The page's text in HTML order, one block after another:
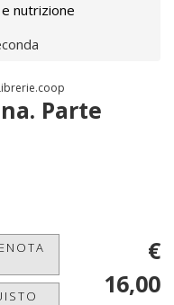
e nutrizione
Parte
€
16,00